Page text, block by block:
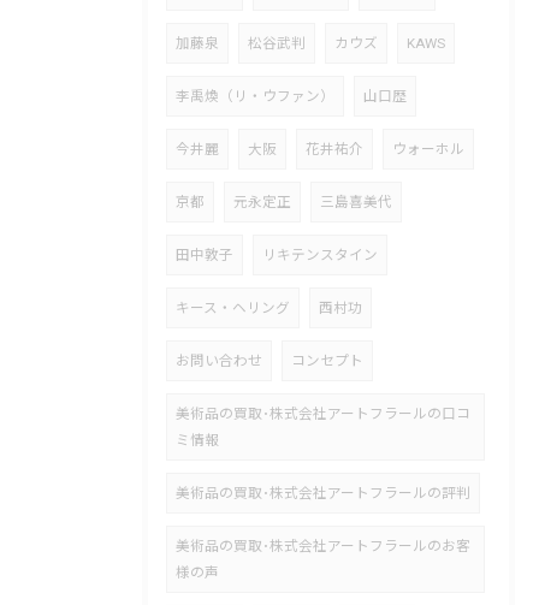
加藤泉 松谷武判 カウズ KAWS
李禹煥（リ・ウファン） 山口歴
今井麗 大阪 花井祐介 ウォーホル
京都 元永定正 三島喜美代
田中敦子 リキテンスタイン
キース・ヘリング 西村功
お問い合わせ コンセプト
美術品の買取･株式会社アートフラールの口コ
ミ情報
美術品の買取･株式会社アートフラールの評判
美術品の買取･株式会社アートフラールのお客
様の声